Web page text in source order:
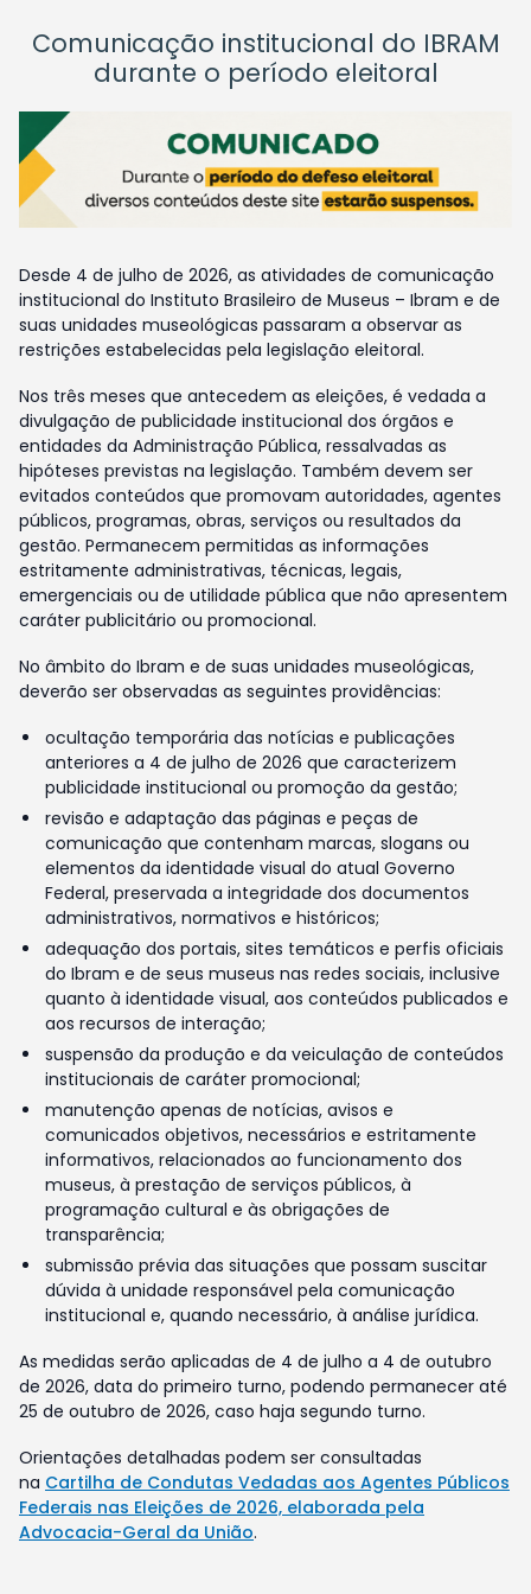
Comunicação institucional do IBRAM
durante o período eleitoral
Desde 4 de julho de 2026, as atividades de comunicação
institucional do Instituto Brasileiro de Museus – Ibram e de
suas unidades museológicas passaram a observar as
restrições estabelecidas pela legislação eleitoral.
Nos três meses que antecedem as eleições, é vedada a
divulgação de publicidade institucional dos órgãos e
entidades da Administração Pública, ressalvadas as
hipóteses previstas na legislação. Também devem ser
evitados conteúdos que promovam autoridades, agentes
públicos, programas, obras, serviços ou resultados da
gestão. Permanecem permitidas as informações
estritamente administrativas, técnicas, legais,
emergenciais ou de utilidade pública que não apresentem
caráter publicitário ou promocional.
No âmbito do Ibram e de suas unidades museológicas,
deverão ser observadas as seguintes providências:
ocultação temporária das notícias e publicações
anteriores a 4 de julho de 2026 que caracterizem
publicidade institucional ou promoção da gestão;
revisão e adaptação das páginas e peças de
comunicação que contenham marcas, slogans ou
elementos da identidade visual do atual Governo
Federal, preservada a integridade dos documentos
administrativos, normativos e históricos;
adequação dos portais, sites temáticos e perfis oficiais
do Ibram e de seus museus nas redes sociais, inclusive
quanto à identidade visual, aos conteúdos publicados e
aos recursos de interação;
suspensão da produção e da veiculação de conteúdos
institucionais de caráter promocional;
manutenção apenas de notícias, avisos e
comunicados objetivos, necessários e estritamente
informativos, relacionados ao funcionamento dos
museus, à prestação de serviços públicos, à
programação cultural e às obrigações de
transparência;
submissão prévia das situações que possam suscitar
dúvida à unidade responsável pela comunicação
institucional e, quando necessário, à análise jurídica.
As medidas serão aplicadas de 4 de julho a 4 de outubro
de 2026, data do primeiro turno, podendo permanecer até
25 de outubro de 2026, caso haja segundo turno.
Orientações detalhadas podem ser consultadas
na Cartilha de Condutas Vedadas aos Agentes Públicos
Federais nas Eleições de 2026, elaborada pela
Advocacia-Geral da União.